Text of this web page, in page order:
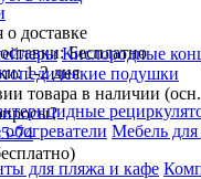
Кислородные
подушки
Мебель
для пляжа и кафе
доставке
Бесплатно
1-2 дня
товара в наличии
74